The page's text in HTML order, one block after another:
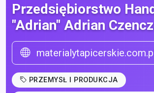
Przedsiębiorstwo
"Adrian" Adrian
PRZEMYSŁ I PRODUKCJA